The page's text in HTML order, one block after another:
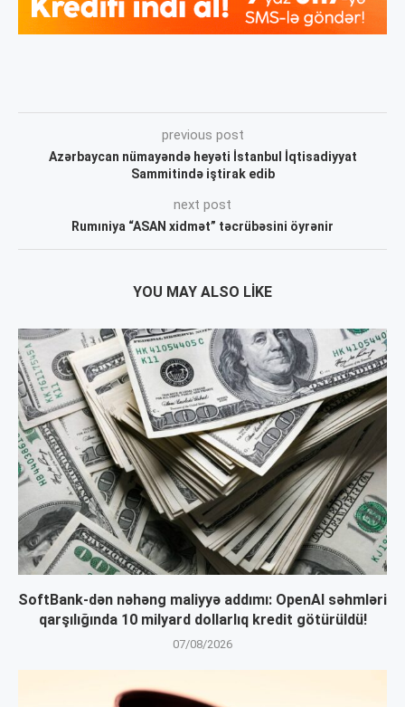
previous post
Azərbaycan nümayəndə heyəti İstanbul İqtisadiyyat
Sammitində iştirak edib
next post
Rumıniya “ASAN xidmət” təcrübəsini öyrənir
YOU MAY ALSO LIKE
SoftBank-dən nəhəng maliyyə addımı: OpenAI səhmləri
qarşılığında 10 milyard dollarlıq kredit götürüldü!
07/08/2026